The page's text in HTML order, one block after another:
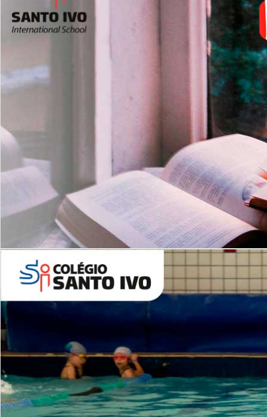
Leituras Literárias
es
Com imersão Bilingue - Anos
Finais
6º AO 9º ANO FUNDAMENTAL
Inglês: Turmas Reduzidas
(Proficiência)
ALUNOS NOVOS
Entre em Contato